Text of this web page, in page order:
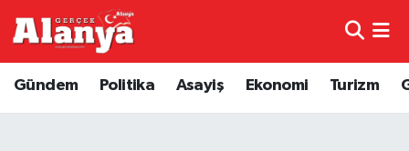
Gündem Politika Asayiş Ekonomi Turizm
Genel
Trafik Durumu